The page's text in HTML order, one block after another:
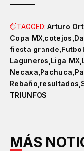
TAGGED: Arturo
Copa MX cotejos
fiesta grande Futbol
Laguneros Liga MX
Necaxa Pachuca
Rebaño resultados
TRIUNFOS
MÁS